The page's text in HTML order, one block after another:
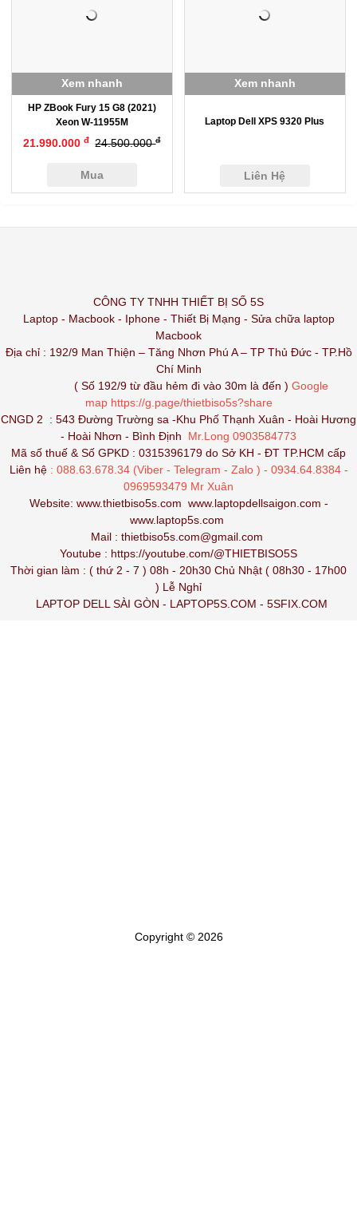
HP ZBook Fury 15 G8 (2021)
Xeon W-11955M
21.990.000đ 24.500.000đ
Mua
Xem nhanh
Laptop Dell XPS 9320 Plus
Liên Hệ
Xem nhanh
CÔNG TY TNHH THIẾT BỊ SỐ 5S
Laptop - Macbook - Iphone - Thiết Bị Mạng - Sửa chữa laptop
Macbook
Địa chỉ : 192/9 Man Thiện – Tăng Nhơn Phú A – TP Thủ Đức - TP.Hồ
Chí Minh
( Số 192/9 từ đầu hẻm đi vào 30m là đến ) Google
map https://g.page/thietbiso5s?share
CNGD 2 : 543 Đường Trường sa -Khu Phố Thạnh Xuân - Hoài Hương
- Hoài Nhơn - Bình Định
Mr.Long 0903584773
Mã số thuế & Số GPKD : 0315396179 do Sở KH - ĐT TP.HCM cấp
Liên hệ : 088.63.678.34 (Viber - Telegram - Zalo ) - 0934.64.8384 -
0969593479 Mr Xuân
Website: www.thietbiso5s.com www.laptopdellsaigon.com -
www.laptop5s.com
Mail : thietbiso5s.com@gmail.com
Youtube : https://youtube.com/@THIETBISO5S
Thời gian làm : ( thứ 2 - 7 ) 08h - 20h30 Chủ Nhật ( 08h30 - 17h00
) Lễ Nghỉ
LAPTOP DELL SÀI GÒN - LAPTOP5S.COM - 5SFIX.COM
Copyright © 2026